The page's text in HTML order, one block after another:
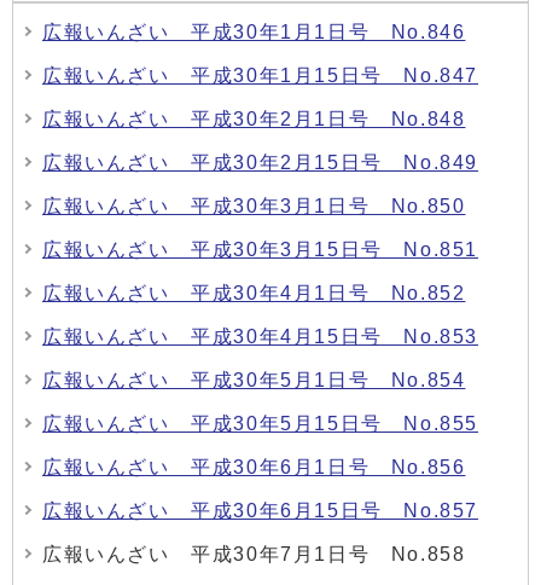
広報いんざい 平成30年1月1日号 No.846
広報いんざい 平成30年1月15日号 No.847
広報いんざい 平成30年2月1日号 No.848
広報いんざい 平成30年2月15日号 No.849
広報いんざい 平成30年3月1日号 No.850
広報いんざい 平成30年3月15日号 No.851
広報いんざい 平成30年4月1日号 No.852
広報いんざい 平成30年4月15日号 No.853
広報いんざい 平成30年5月1日号 No.854
広報いんざい 平成30年5月15日号 No.855
広報いんざい 平成30年6月1日号 No.856
広報いんざい 平成30年6月15日号 No.857
広報いんざい 平成30年7月1日号 No.858